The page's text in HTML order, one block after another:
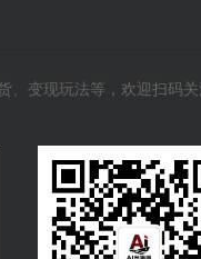
变现玩法等，欢迎扫码